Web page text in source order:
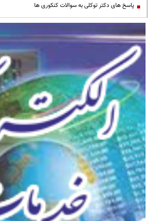
پاسخ های دکتر توکلی به سوالات کنکوری ها